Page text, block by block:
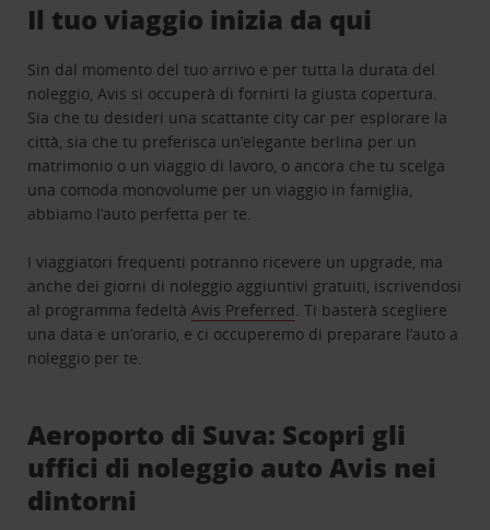
Il tuo viaggio inizia da qui
Sin dal momento del tuo arrivo e per tutta la durata del
noleggio, Avis si occuperà di fornirti la giusta copertura.
Sia che tu desideri una scattante city car per esplorare la
città, sia che tu preferisca un’elegante berlina per un
matrimonio o un viaggio di lavoro, o ancora che tu scelga
una comoda monovolume per un viaggio in famiglia,
abbiamo l’auto perfetta per te.
I viaggiatori frequenti potranno ricevere un upgrade, ma
anche dei giorni di noleggio aggiuntivi gratuiti, iscrivendosi
al programma fedeltàAvis Preferred. Ti basterà scegliere
una data e un’orario, e ci occuperemo di preparare l’auto a
noleggio per te.
Aeroporto di Suva: Scopri gli
uffici di noleggio auto Avis nei
dintorni